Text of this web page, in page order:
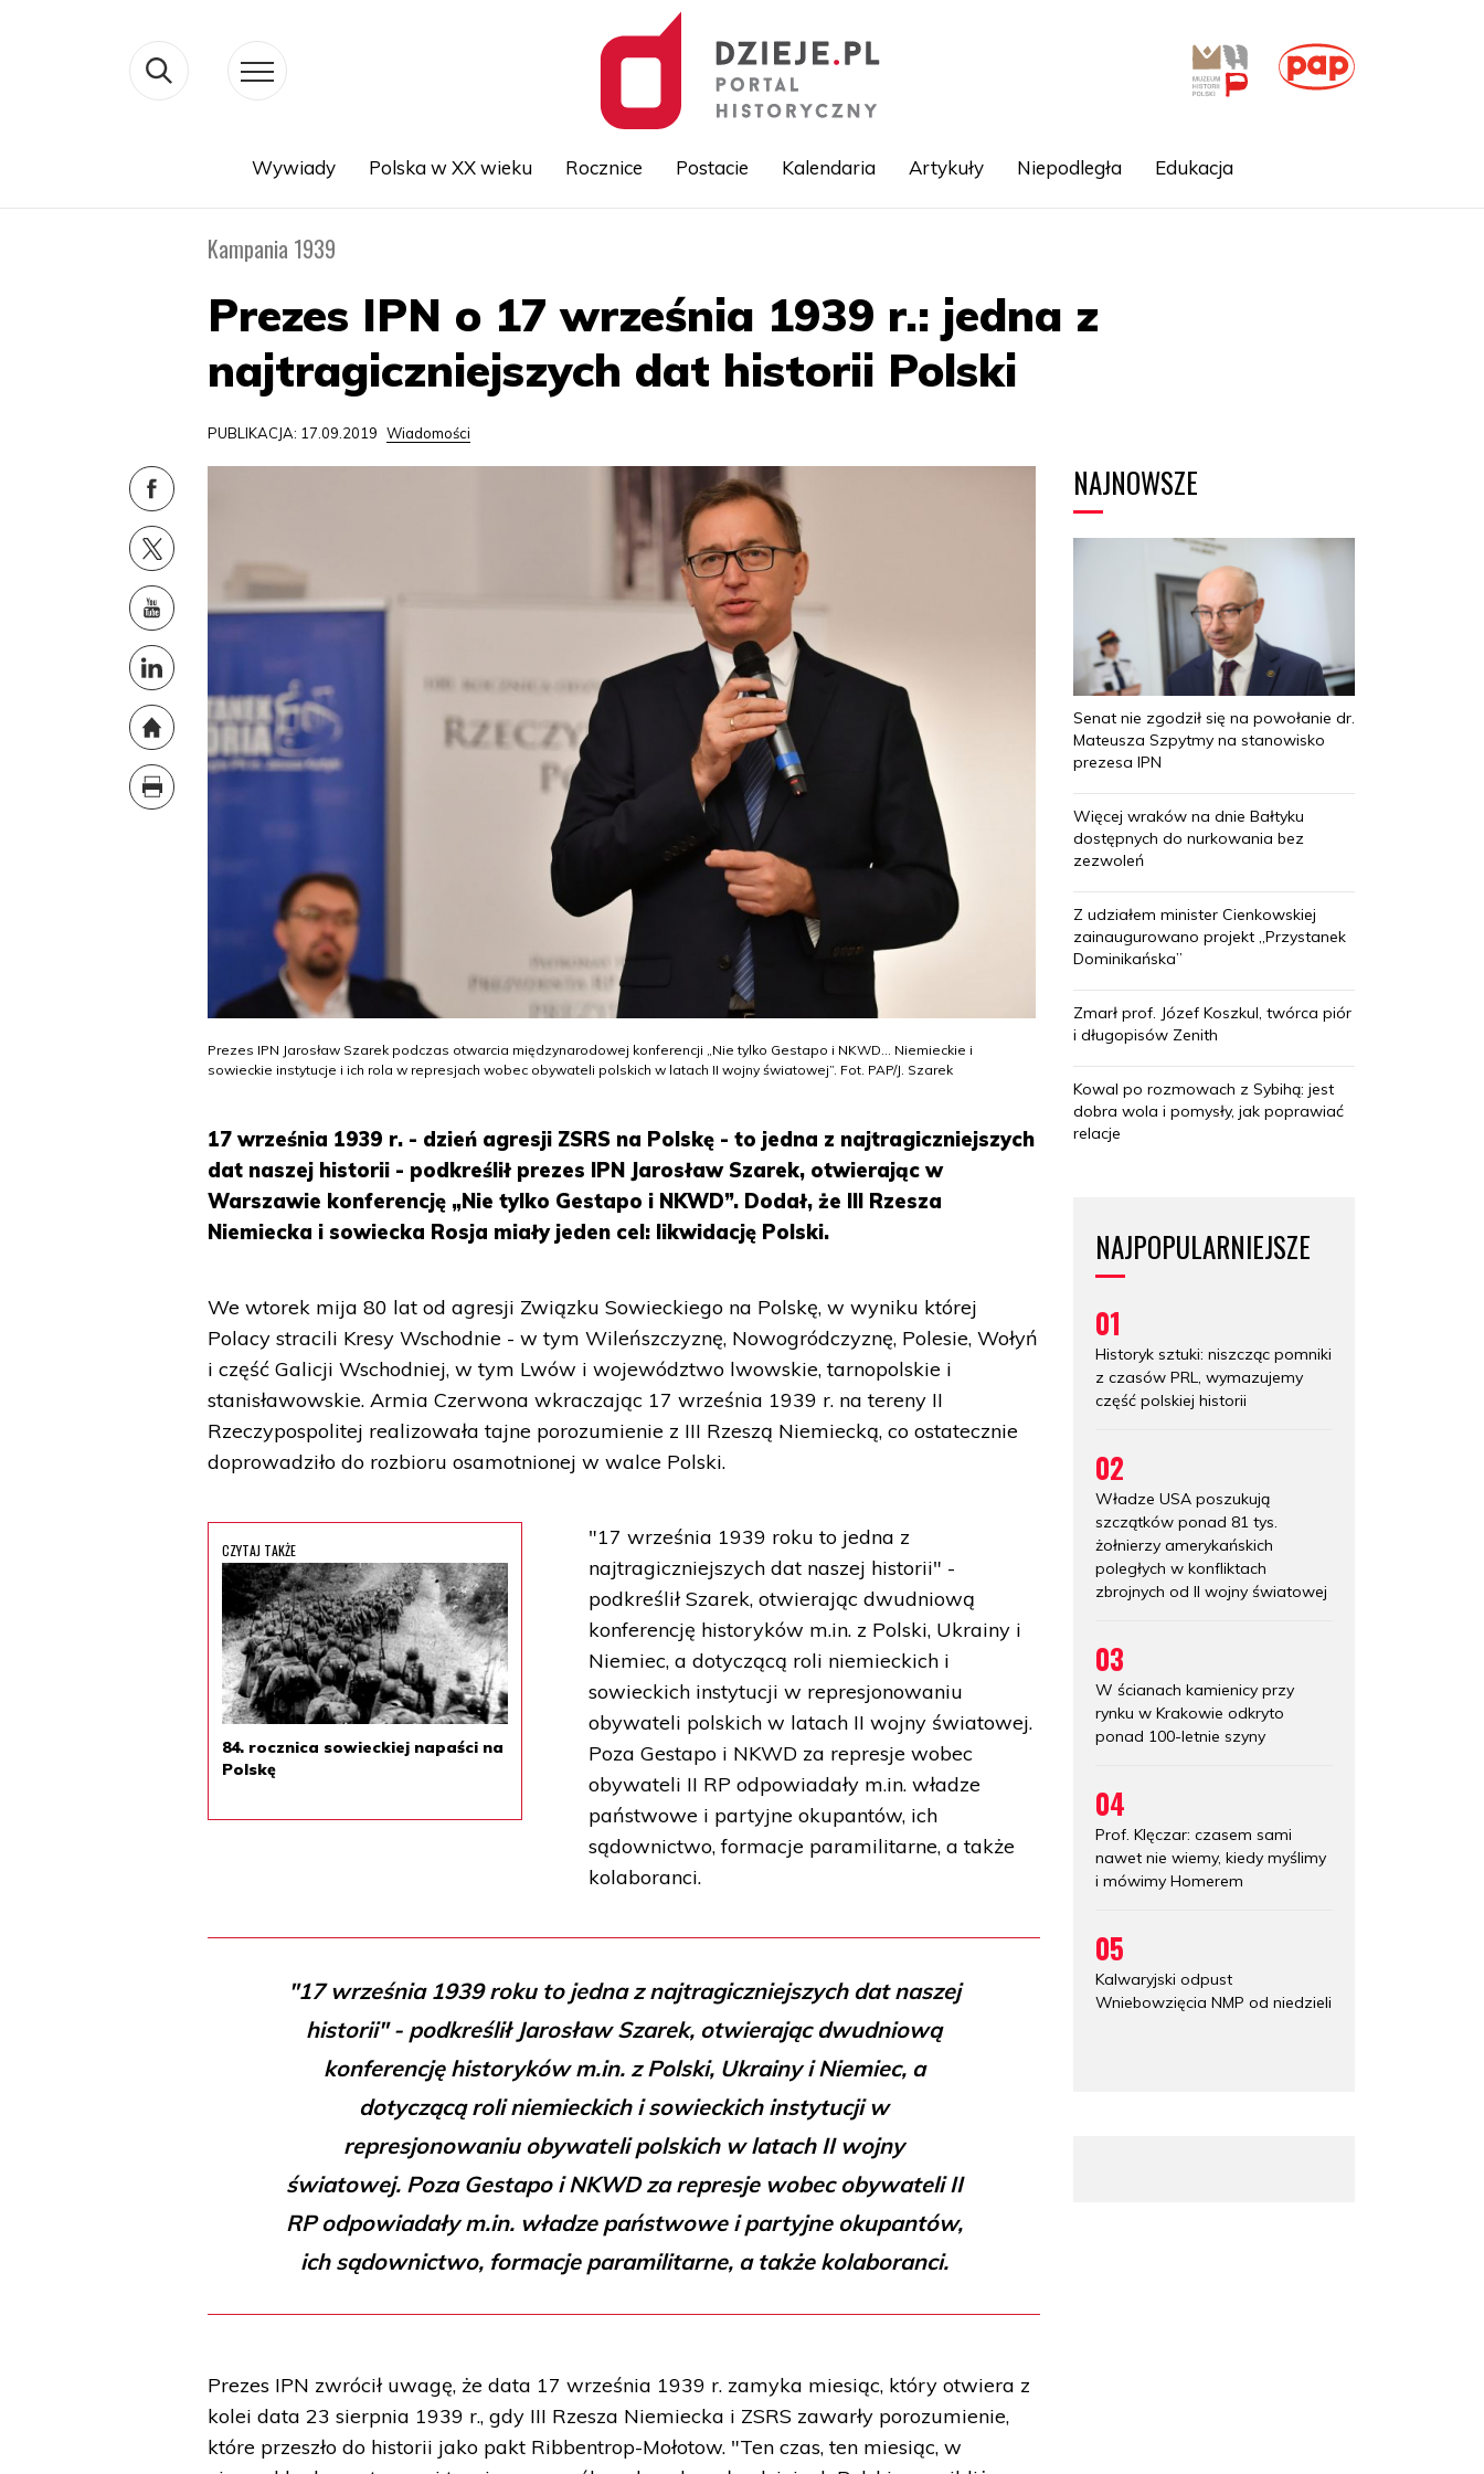
Wywiady Polska w XX wieku Rocznice Postacie Kalendaria Artykuły Niepodległa Edukacja
Kampania 1939
Prezes IPN o 17 września 1939 r.: jedna z
najtragiczniejszych dat historii Polski
PUBLIKACJA: 17.09.2019 Wiadomości
Prezes IPN Jarosław Szarek podczas otwarcia międzynarodowej konferencji „Nie tylko Gestapo i NKWD… Niemieckie i
sowieckie instytucje i ich rola w represjach wobec obywateli polskich w latach II wojny światowej”. Fot. PAP/J. Szarek
17 września 1939 r. - dzień agresji ZSRS na Polskę - to jedna z najtragiczniejszych
dat naszej historii - podkreślił prezes IPN Jarosław Szarek, otwierając w
Warszawie konferencję „Nie tylko Gestapo i NKWD”. Dodał, że III Rzesza
Niemiecka i sowiecka Rosja miały jeden cel: likwidację Polski.
We wtorek mija 80 lat od agresji Związku Sowieckiego na Polskę, w wyniku której
Polacy stracili Kresy Wschodnie - w tym Wileńszczyznę, Nowogródczyznę, Polesie, Wołyń
i część Galicji Wschodniej, w tym Lwów i województwo lwowskie, tarnopolskie i
stanisławowskie. Armia Czerwona wkraczając 17 września 1939 r. na tereny II
Rzeczypospolitej realizowała tajne porozumienie z III Rzeszą Niemiecką, co ostatecznie
doprowadziło do rozbioru osamotnionej w walce Polski.
CZYTAJ TAKŻE
84. rocznica sowieckiej napaści na
Polskę
"17 września 1939 roku to jedna z
najtragiczniejszych dat naszej historii" -
podkreślił Szarek, otwierając dwudniową
konferencję historyków m.in. z Polski, Ukrainy i
Niemiec, a dotyczącą roli niemieckich i
sowieckich instytucji w represjonowaniu
obywateli polskich w latach II wojny światowej.
Poza Gestapo i NKWD za represje wobec
obywateli II RP odpowiadały m.in. władze
państwowe i partyjne okupantów, ich
sądownictwo, formacje paramilitarne, a także
kolaboranci.
"17 września 1939 roku to jedna z najtragiczniejszych dat naszej
historii" - podkreślił Jarosław Szarek, otwierając dwudniową
konferencję historyków m.in. z Polski, Ukrainy i Niemiec, a
dotyczącą roli niemieckich i sowieckich instytucji w
represjonowaniu obywateli polskich w latach II wojny
światowej. Poza Gestapo i NKWD za represje wobec obywateli II
RP odpowiadały m.in. władze państwowe i partyjne okupantów,
ich sądownictwo, formacje paramilitarne, a także kolaboranci.
Prezes IPN zwrócił uwagę, że data 17 września 1939 r. zamyka miesiąc, który otwiera z
kolei data 23 sierpnia 1939 r., gdy III Rzesza Niemiecka i ZSRS zawarły porozumienie,
które przeszło do historii jako pakt Ribbentrop-Mołotow. "Ten czas, ten miesiąc, w
NAJNOWSZE
Senat nie zgodził się na powołanie dr.
Mateusza Szpytmy na stanowisko
prezesa IPN
Więcej wraków na dnie Bałtyku
dostępnych do nurkowania bez
zezwoleń
Z udziałem minister Cienkowskiej
zainaugurowano projekt „Przystanek
Dominikańska”
Zmarł prof. Józef Koszkul, twórca piór
i długopisów Zenith
Kowal po rozmowach z Sybihą: jest
dobra wola i pomysły, jak poprawiać
relacje
NAJPOPULARNIEJSZE
01
Historyk sztuki: niszcząc pomniki
z czasów PRL, wymazujemy
część polskiej historii
02
Władze USA poszukują
szczątków ponad 81 tys.
żołnierzy amerykańskich
poległych w konfliktach
zbrojnych od II wojny światowej
03
W ścianach kamienicy przy
rynku w Krakowie odkryto
ponad 100-letnie szyny
04
Prof. Klęczar: czasem sami
nawet nie wiemy, kiedy myślimy
i mówimy Homerem
05
Kalwaryjski odpust
Wniebowzięcia NMP od niedzieli